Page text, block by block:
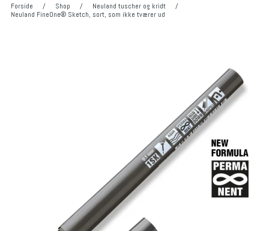
Forside / Shop / Neuland tuscher og kridt
/
Neuland FineOne® Sketch, sort, som ikke tværer ud